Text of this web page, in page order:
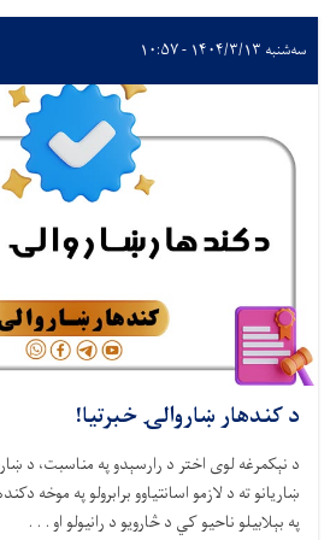
ښاروالۍ خبرتیا!
لوی اختر د رارسېدو په مناسبت، د ښاري نظم
ته د لازمو اسانتیاوو برابرولو په موخه دکندهار
ناحیو کي د څارویو د رانیولو او . . .